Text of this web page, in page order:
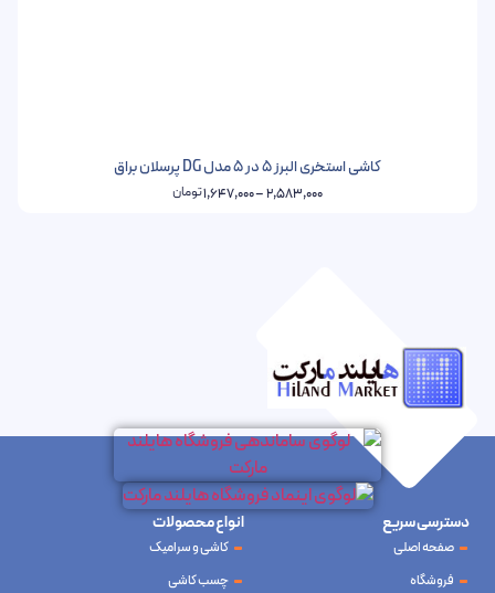
کاشی استخری البرز 5 در 5 مدل DG پرسلان براق
2,583,000
–
1,647,000تومان
دسترسی سریع
صفحه اصلی
فروشگاه
انواع محصولات
کاشی و سرامیک
چسب کاشی